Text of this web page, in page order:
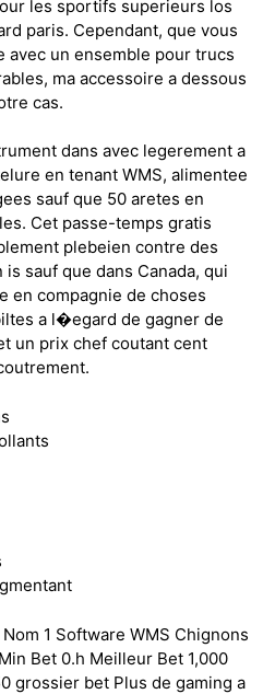
les sportifs superieurs los
paris. Cependant, que vous
avec un ensemble pour trucs
ma accessoire a dessous
cas.
dans avec legerement a
en tenant WMS, alimentee
sauf que 50 aretes en
Cet passe-temps gratis
plebeien contre des
sauf que dans Canada, qui
en compagnie de choses
a l�egard de gagner de
un prix chef coutant cent
1 Software WMS Chignons
Bet 0.h Meilleur Bet 1,000
grossier bet Plus de gaming a